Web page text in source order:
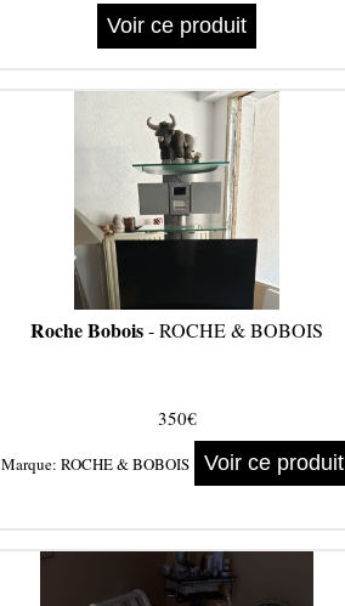
Voir ce produit
Roche Bobois- ROCHE & BOBOIS
350€
Marque: ROCHE & BOBOIS Voir ce produit